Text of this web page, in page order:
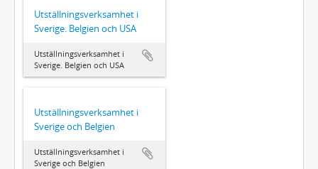
Utställningsverksamhet i
Sverige. Belgien och USA
Utställningsverksamhet i
Sverige. Belgien och USA
Utställningsverksamhet i
Sverige och Belgien
Utställningsverksamhet i
Sverige och Belgien